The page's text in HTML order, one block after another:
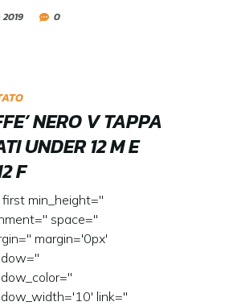
2019 0
NERO V TAPPA
UNDER 12 M E
F
first min_height=''
space=''
margin='0px'
link=''